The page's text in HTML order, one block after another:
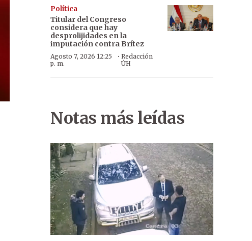
Política
Titular del Congreso
considera que hay
desprolijidades en la
imputación contra Brítez
Agosto 7, 2026 12:25
p. m.
· Redacción
ÚH
Notas más leídas